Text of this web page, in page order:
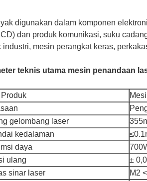
digunakan dalam komponen
dan produk komunikasi, suku
industri, mesin perangkat keras,
teknis utama mesin penandaan
gelombang laser
kedalaman
daya
ulang
±
sinar laser
M2